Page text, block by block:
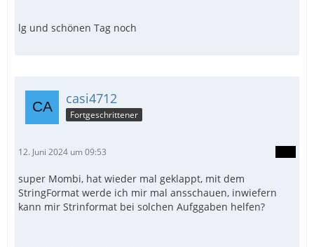
lg und schönen Tag noch
casi4712
Fortgeschrittener
12. Juni 2024 um 09:53
super Mombi, hat wieder mal geklappt, mit dem
StringFormat werde ich mir mal ansschauen, inwiefern
kann mir Strinformat bei solchen Aufggaben helfen?